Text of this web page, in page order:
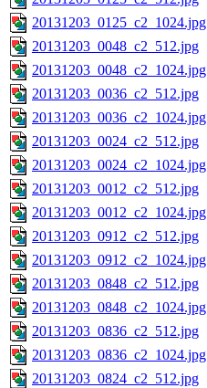
20131203_0125_c2_1024.jpg
20131203_0048_c2_512.jpg
20131203_0048_c2_1024.jpg
20131203_0036_c2_512.jpg
20131203_0036_c2_1024.jpg
20131203_0024_c2_512.jpg
20131203_0024_c2_1024.jpg
20131203_0012_c2_512.jpg
20131203_0012_c2_1024.jpg
20131203_0912_c2_512.jpg
20131203_0912_c2_1024.jpg
20131203_0848_c2_512.jpg
20131203_0848_c2_1024.jpg
20131203_0836_c2_512.jpg
20131203_0836_c2_1024.jpg
20131203_0824_c2_512.jpg